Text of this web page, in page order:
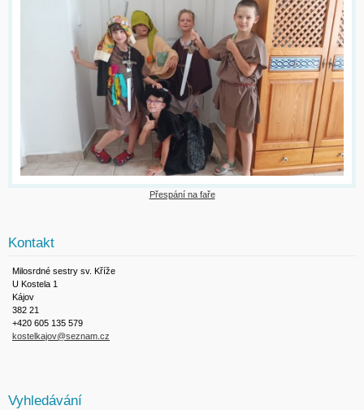
Přespání na faře
Kontakt
Milosrdné sestry sv. Kříže
U Kostela 1
Kájov
382 21
+420 605 135 579
kostelkajov@seznam.cz
Vyhledávání